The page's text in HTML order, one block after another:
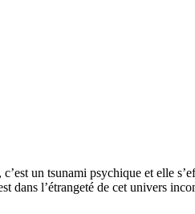
un tsunami psychique et elle
dans l’étrangeté de cet univers